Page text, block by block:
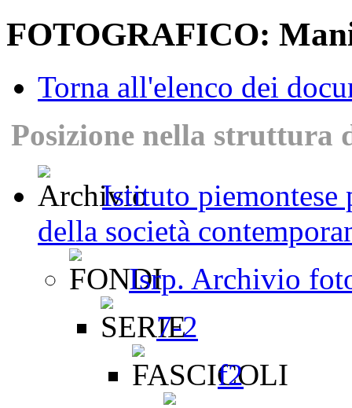
FOTOGRAFICO:
Torna all'elenco dei
Posizione nella struttura
Istituto piemontese
della società
Isrp. Archivio
7-2
f2